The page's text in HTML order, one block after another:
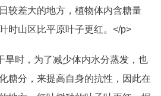
较差大的地方，植物体内含糖量
时山区比平原叶子更红。</p>
旱时，为了减少体内水分蒸发，也
糖分，来提高自身的抗性，因此在